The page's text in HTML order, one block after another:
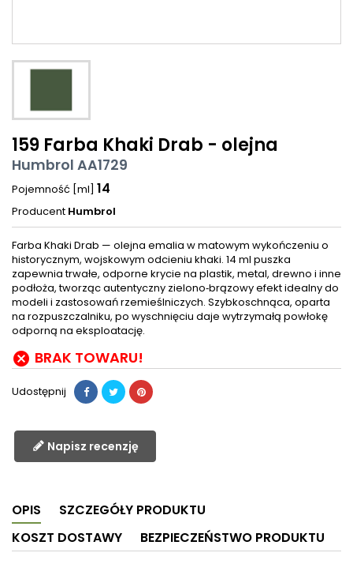
159 Farba Khaki Drab - olejna
Humbrol AA1729
Pojemność [ml] 14
Producent Humbrol
Farba Khaki Drab — olejna emalia w matowym wykończeniu o
historycznym, wojskowym odcieniu khaki. 14 ml puszka
zapewnia trwałe, odporne krycie na plastik, metal, drewno i inne
podłoża, tworząc autentyczny zielono‑brązowy efekt idealny do
modeli i zastosowań rzemieślniczych. Szybkoschnąca, oparta
na rozpuszczalniku, po wyschnięciu daje wytrzymałą powłokę
odporną na eksploatację.
 BRAK TOWARU!
Udostępnij
Napisz recenzję
OPIS
SZCZEGÓŁY PRODUKTU
KOSZT DOSTAWY
BEZPIECZEŃSTWO PRODUKTU